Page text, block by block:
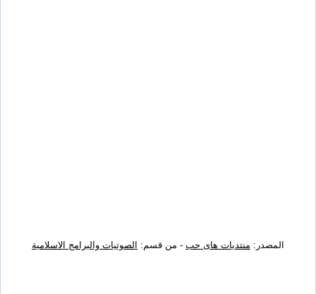
المصدر: منتديات هاى حب - من قسم: الصوتيات والبرامج الاسلامية